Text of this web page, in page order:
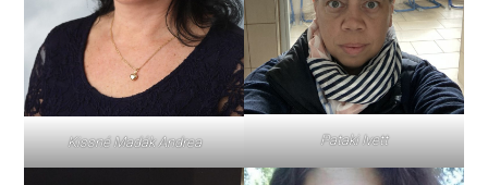
Kissné Madák Andrea Pataki Ivett